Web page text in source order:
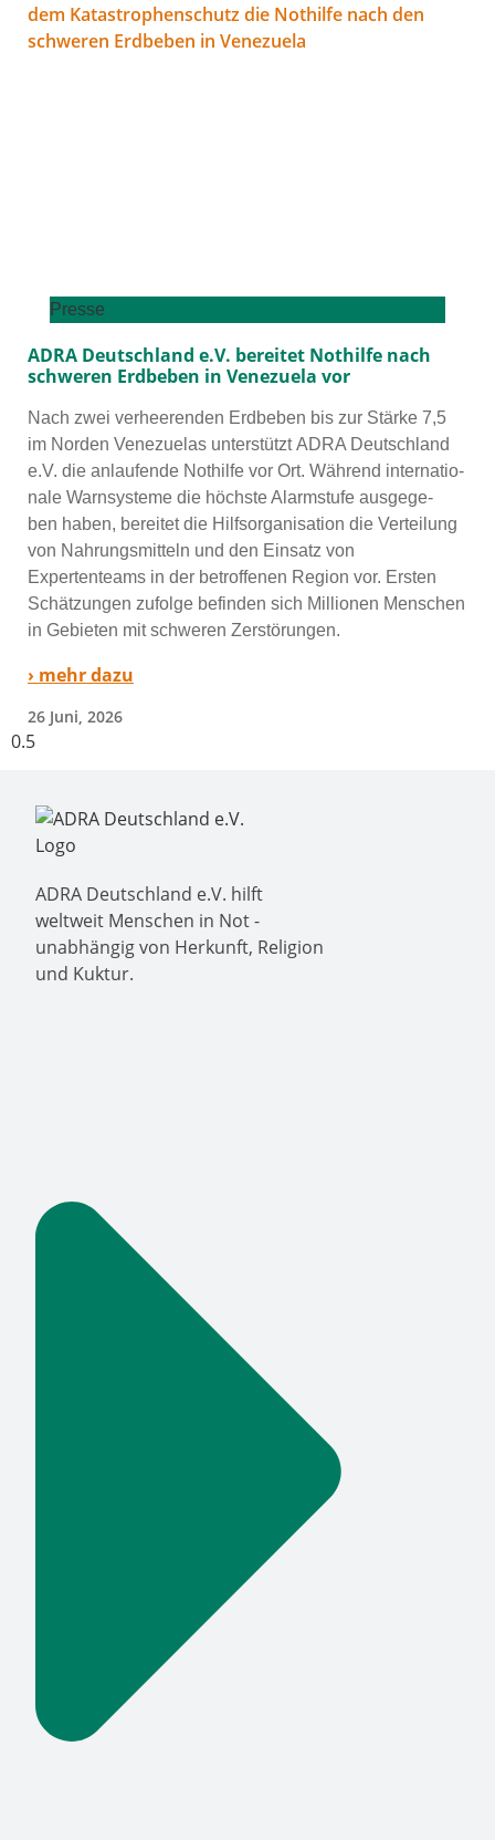
Presse
ADRA Deutschland e.V. bereitet Nothilfe nach
schweren Erdbeben in Venezuela vor
Nach zwei ver­hee­ren­den Erdbeben bis zur Stärke 7,5
im Norden Venezuelas unter­stützt ADRA Deutschland
e.V. die anlau­fen­de Nothilfe vor Ort. Während inter­na­tio­
na­le Warnsysteme die höchs­te Alarmstufe aus­ge­ge­
ben haben, berei­tet die Hilfsorganisation die Verteilung
von Nahrungsmitteln und den Einsatz von
Expertenteams in der betrof­fe­nen Region vor. Ersten
Schätzungen zufol­ge befin­den sich Millionen Menschen
in Gebieten mit schwe­ren Zerstörungen.
› mehr dazu
26 Juni, 2026
ADRA Deutschland e.V. hilft
weltweit Menschen in Not -
unabhängig von Herkunft, Religion
und Kuktur.